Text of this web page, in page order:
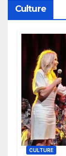
Culture
CULTURE